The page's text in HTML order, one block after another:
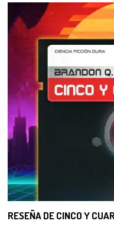
RESEÑA DE CINCO Y